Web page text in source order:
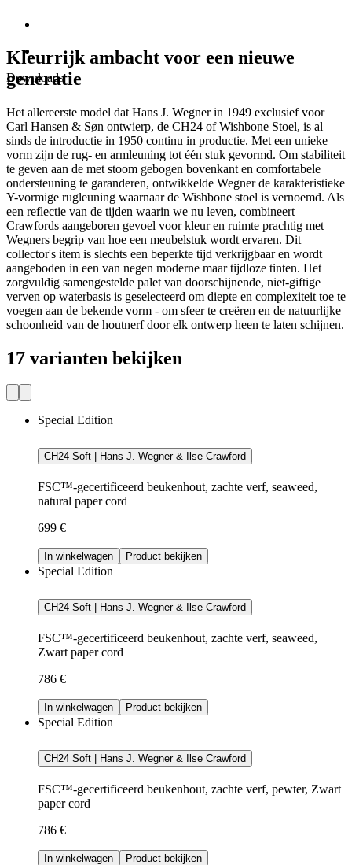
Downloads
Kleurrijk ambacht voor een nieuwe
generatie
Het allereerste model dat Hans J. Wegner in 1949 exclusief voor
Carl Hansen & Søn ontwierp, de CH24 of Wishbone Stoel, is al
sinds de introductie in 1950 continu in productie. Met een unieke
vorm zijn de rug- en armleuning tot één stuk gevormd. Om stabiliteit
te geven aan de met stoom gebogen bovenkant en comfortabele
ondersteuning te garanderen, ontwikkelde Wegner de karakteristieke
Y-vormige rugleuning waarnaar de Wishbone stoel is vernoemd. Als
een reflectie van de tijden waarin we nu leven, combineert
Crawfords aangeboren gevoel voor kleur en ruimte prachtig met
Wegners begrip van hoe een meubelstuk wordt ervaren. Dit
collector's item is slechts een beperkte tijd verkrijgbaar en wordt
aangeboden in een van negen moderne maar tijdloze tinten. Het
zorgvuldig samengestelde palet van doorschijnende, niet-giftige
verven op waterbasis is geselecteerd om diepte en complexiteit toe te
voegen aan de bekende vorm - om sfeer te creëren en de natuurlijke
schoonheid van de houtnerf door elk ontwerp heen te laten schijnen.
17 varianten bekijken
Special Edition
CH24 Soft | Hans J. Wegner & Ilse Crawford
FSC™-gecertificeerd beukenhout, zachte verf, seaweed,
natural paper cord
699 €
In winkelwagen Product bekijken
Special Edition
CH24 Soft | Hans J. Wegner & Ilse Crawford
FSC™-gecertificeerd beukenhout, zachte verf, seaweed,
Zwart paper cord
786 €
In winkelwagen Product bekijken
Special Edition
CH24 Soft | Hans J. Wegner & Ilse Crawford
FSC™-gecertificeerd beukenhout, zachte verf, pewter, Zwart
paper cord
786 €
In winkelwagen Product bekijken